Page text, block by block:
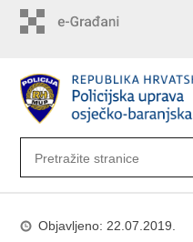
Objavljeno: 22.07.2019.